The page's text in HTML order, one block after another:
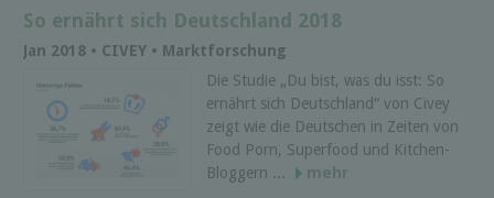
So ernährt sich Deutschland 2018
Jan 2018 • CIVEY • Marktforschung
Die Studie „Du bist, was du isst: So
ernährt sich Deutschland“ von Civey
zeigt wie die Deutschen in Zeiten von
Food Porn, Superfood und Kitchen-
Bloggern ...
mehr